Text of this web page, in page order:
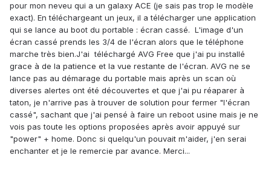
pour mon neveu qui a un galaxy ACE (je sais pas trop le modèle
exact). En téléchargeant un jeux, il a télécharger une application
qui se lance au boot du portable : écran cassé. L'image d'un
écran cassé prends les 3/4 de l'écran alors que le téléphone
marche très bien.J'ai téléchargé AVG Free que j'ai pu installé
grace à de la patience et la vue restante de l'écran. AVG ne se
lance pas au démarage du portable mais après un scan où
diverses alertes ont été découvertes et que j'ai pu réaparer à
taton, je n'arrive pas à trouver de solution pour fermer "l'écran
cassé", sachant que j'ai pensé à faire un reboot usine mais je ne
vois pas toute les options proposées après avoir appuyé sur
"power" + home. Donc si quelqu'un pouvait m'aider, j'en serai
enchanter et je le remercie par avance. Merci...